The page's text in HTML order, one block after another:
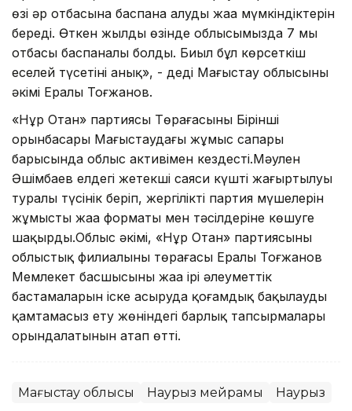
өзі әр отбасына баспана алудың жаңа мүмкіндіктерін
береді. Өткен жылдың өзінде облысымызда 7 мың
отбасы баспаналы болды. Биыл бұл көрсеткіш
еселей түсетіні анық», - деді Маңғыстау облысының
әкімі Ералы Тоғжанов.
«Нұр Отан» партиясы Төрағасының Бірінші
орынбасары Маңғыстаудағы жұмыс сапары
барысында облыс активімен кездесті.Мәулен
Әшімбаев елдегі жетекші саяси күштің жаңғыртылуы
туралы түсінік беріп, жергілікті партия мүшелерін
жұмыстың жаңа форматы мен тәсілдеріне көшуге
шақырды.Облыс әкімі, «Нұр Отан» партиясының
облыстық филиалының төрағасы Ералы Тоғжанов
Мемлекет басшысының жаңа ірі әлеуметтік
бастамаларын іске асыруда қоғамдық бақылауды
қамтамасыз ету жөніндегі барлық тапсырмалары
орындалатынын атап өтті.
Маңғыстау облысы Наурыз мейрамы Наурыз